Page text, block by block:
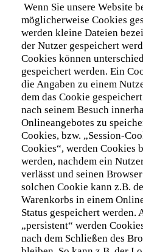
Wenn Sie unsere Website
möglicherweise Cookies
werden kleine Dateien
der Nutzer gespeichert
Cookies können
gespeichert werden. Ein
die Angaben zu einem
dem das Cookie
nach seinem Besuch
Onlineangebotes zu
Cookies, bzw. „Session-
Cookies“, werden Cookies
werden, nachdem ein
verlässt und seinen
solchen Cookie kann z.B.
Warenkorbs in einem
Status gespeichert werden.
„persistent“ werden
nach dem Schließen des